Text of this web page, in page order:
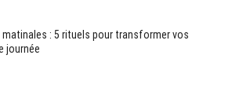
matinales : 5 rituels pour transformer vos
journée